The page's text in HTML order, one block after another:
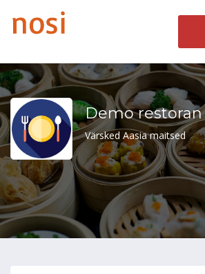
Demo restoran
Värsked Aasia maitsed